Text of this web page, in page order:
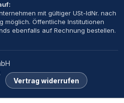
mit gültiger USt-IdNr. nach
möglich. Öffentliche Institutionen
ebenfalls auf Rechnung bestellen.
Vertrag widerrufen